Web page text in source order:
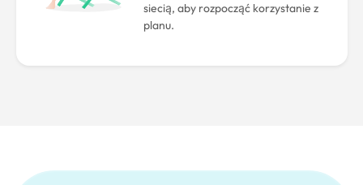
siecią, aby rozpocząć korzystanie z
planu.